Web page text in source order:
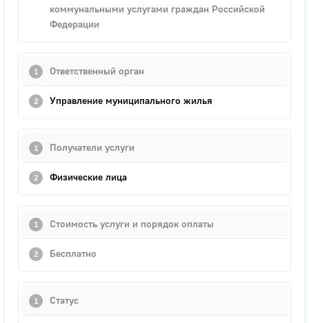
коммунальными услугами граждан Российской
Федерации
Ответственный орган
Управление муниципального жилья
Получатели услуги
Физические лица
Стоимость услуги и порядок оплаты
Бесплатно
Статус